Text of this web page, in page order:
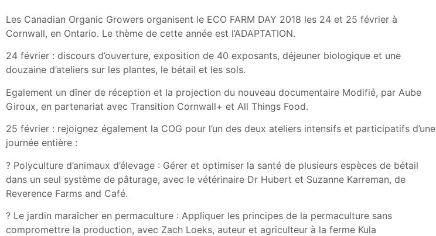
Les Canadian Organic Growers organisent le ECO FARM DAY 2018 les 24 et 25 février à
Cornwall, en Ontario. Le thème de cette année est l’ADAPTATION.
24 février : discours d’ouverture, exposition de 40 exposants, déjeuner biologique et une
douzaine d’ateliers sur les plantes, le bétail et les sols.
Egalement un dîner de réception et la projection du nouveau documentaire Modifié, par Aube
Giroux, en partenariat avec Transition Cornwall+ et All Things Food.
25 février : rejoignez également la COG pour l’un des deux ateliers intensifs et participatifs d’une
journée entière :
? Polyculture d’animaux d’élevage : Gérer et optimiser la santé de plusieurs espèces de bétail
dans un seul système de pâturage, avec le vétérinaire Dr Hubert et Suzanne Karreman, de
Reverence Farms and Café.
? Le jardin maraîcher en permaculture : Appliquer les principes de la permaculture sans
compromettre la production, avec Zach Loeks, auteur et agriculteur à la ferme Kula